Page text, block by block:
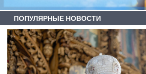
ПОПУЛЯРНЫЕ НОВОСТИ